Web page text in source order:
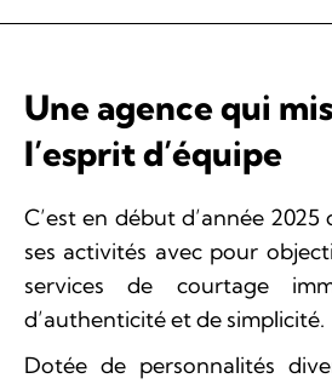
Une agence qui
l’esprit d’équipe
C’est en début d’année
ses activités avec pour
services de courtage
d’authenticité et de simplicité.
Dotée de personnalités